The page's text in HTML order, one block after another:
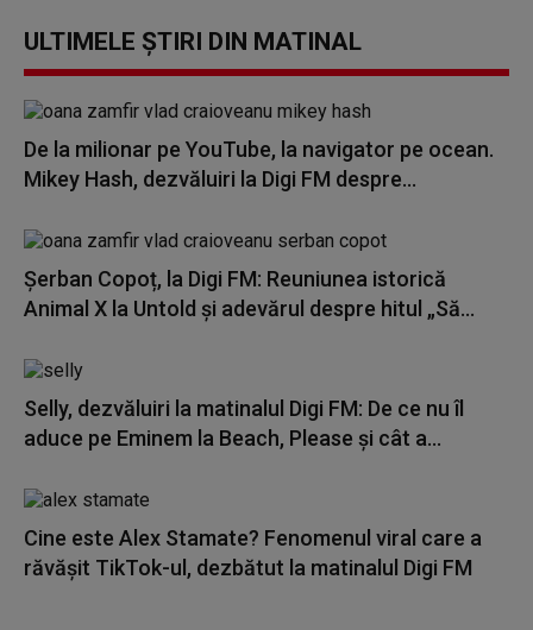
ULTIMELE ȘTIRI DIN MATINAL
De la milionar pe YouTube, la navigator pe ocean.
Mikey Hash, dezvăluiri la Digi FM despre...
Șerban Copoț, la Digi FM: Reuniunea istorică
Animal X la Untold și adevărul despre hitul „Să...
Selly, dezvăluiri la matinalul Digi FM: De ce nu îl
aduce pe Eminem la Beach, Please și cât a...
Cine este Alex Stamate? Fenomenul viral care a
răvășit TikTok-ul, dezbătut la matinalul Digi FM